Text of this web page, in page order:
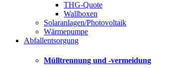
THG-Quote
Wallboxen
Solaranlagen/Photovoltaik
Wärmepumpe
Abfallentsorgung
Mülltrennung und -vermeidung